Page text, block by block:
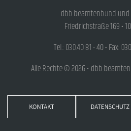
dbb beamtenbund
Friedrichstraße 169 •
Tel.: 030.40 81 - 40 • Fax:
Alle Rechte © 2026 • dbb
KONTAKT DATENSCHUTZ